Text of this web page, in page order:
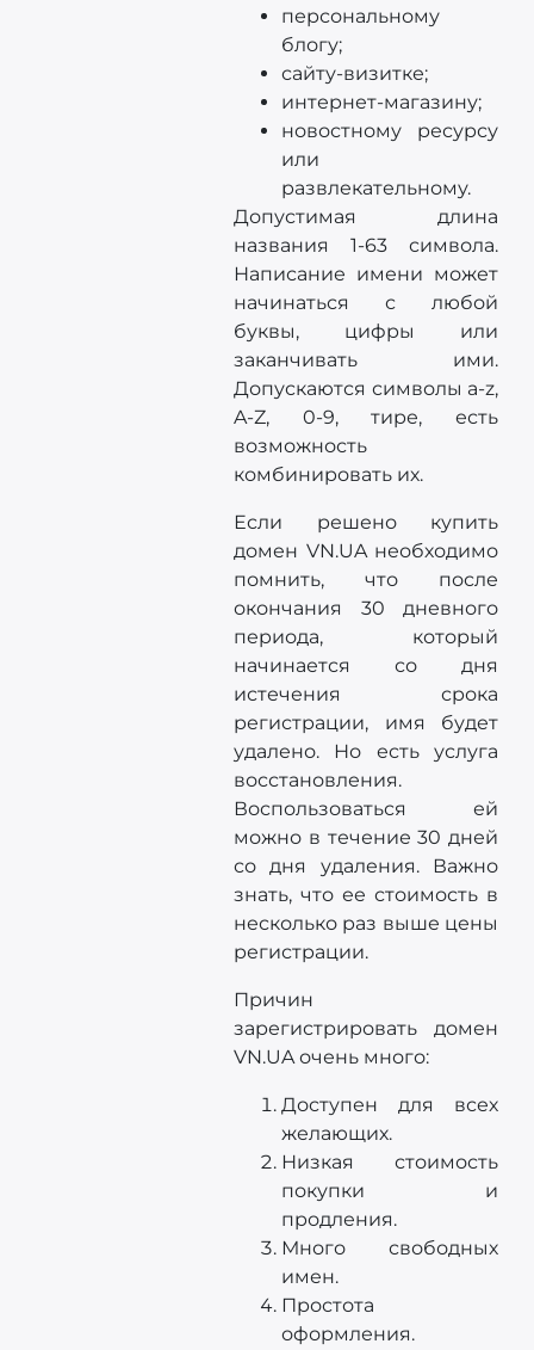
персональному
блогу;
сайту-визитке;
интернет-магазину;
новостному ресурсу
или
развлекательному.
Допустимая длина
названия 1-63 символа.
Написание имени может
начинаться с любой
буквы, цифры или
заканчивать ими.
Допускаются символы a-z,
A-Z, 0-9, тире, есть
возможность
комбинировать их.
Если решено купить
домен VN.UA необходимо
помнить, что после
окончания 30 дневного
периода, который
начинается со дня
истечения срока
регистрации, имя будет
удалено. Но есть услуга
восстановления.
Воспользоваться ей
можно в течение 30 дней
со дня удаления. Важно
знать, что ее стоимость в
несколько раз выше цены
регистрации.
Причин
зарегистрировать домен
VN.UA очень много:
Доступен для всех
желающих.
Низкая стоимость
покупки и
продления.
Много свободных
имен.
Простота
оформления.